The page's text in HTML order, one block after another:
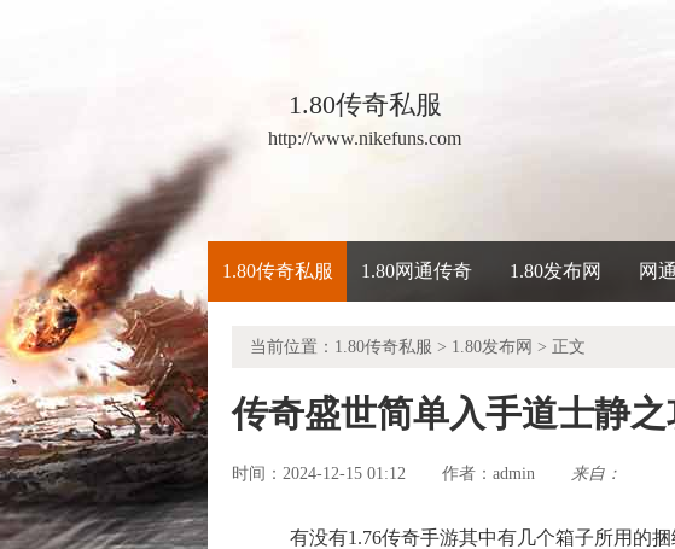
1.80传奇私服
http://www.nikefuns.com
1.80传奇私服 1.80网通传奇 1.80发布网 网
当前位置： 1.80传奇私服 > 1.80发布网 > 正文
传奇盛世简单入手道士静
时间：2024-12-15 01:12 作者： admin 来自：
有没有1.76传奇手游其中有几个箱子所用的